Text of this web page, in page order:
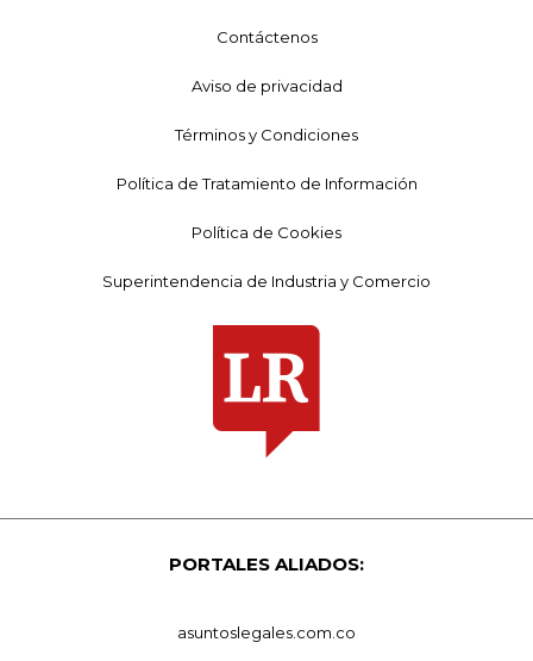
Contáctenos
Aviso de privacidad
Términos y Condiciones
Política de Tratamiento de Información
Política de Cookies
Superintendencia de Industria y Comercio
PORTALES ALIADOS:
asuntoslegales.com.co